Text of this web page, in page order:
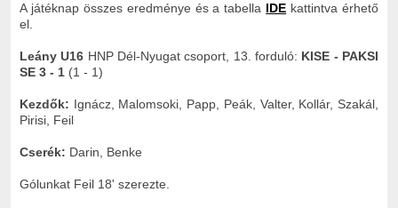
A játéknap összes eredménye és a tabella IDE kattintva érhető
el.
Leány U16 HNP Dél-Nyugat csoport, 13. forduló: KISE - PAKSI
SE 3 - 1 (1 - 1)
Kezdők: Ignácz, Malomsoki, Papp, Peák, Valter, Kollár, Szakál,
Pirisi, Feil
Cserék: Darin, Benke
Gólunkat Feil 18' szerezte.